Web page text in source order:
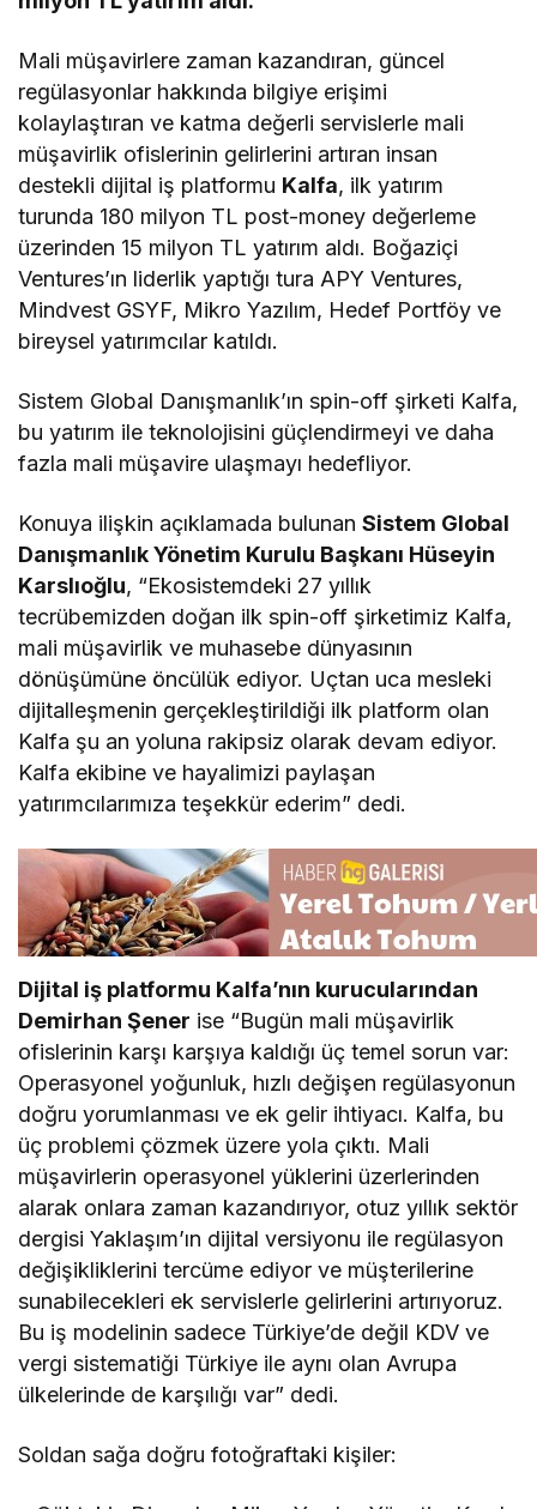
Mali müşavirlere zaman kazandıran, güncel
regülasyonlar hakkında bilgiye erişimi
kolaylaştıran ve katma değerli servislerle mali
müşavirlik ofislerinin gelirlerini artıran insan
destekli dijital iş platformu Kalfa, ilk yatırım
turunda 180 milyon TL post-money değerleme
üzerinden 15 milyon TL yatırım aldı. Boğaziçi
Ventures’ın liderlik yaptığı tura APY Ventures,
Mindvest GSYF, Mikro Yazılım, Hedef Portföy ve
bireysel yatırımcılar katıldı.
Sistem Global Danışmanlık’ın spin-off şirketi Kalfa,
bu yatırım ile teknolojisini güçlendirmeyi ve daha
fazla mali müşavire ulaşmayı hedefliyor.
Konuya ilişkin açıklamada bulunanSistem Global
Danışmanlık Yönetim Kurulu Başkanı Hüseyin
Karslıoğlu, “Ekosistemdeki 27 yıllık
tecrübemizden doğan ilk spin-off şirketimiz Kalfa,
mali müşavirlik ve muhasebe dünyasının
dönüşümüne öncülük ediyor. Uçtan uca mesleki
dijitalleşmenin gerçekleştirildiği ilk platform olan
Kalfa şu an yoluna rakipsiz olarak devam ediyor.
Kalfa ekibine ve hayalimizi paylaşan
yatırımcılarımıza teşekkür ederim” dedi.
Dijital iş platformu Kalfa’nın kurucularından
Demirhan Şener ise “Bugün mali müşavirlik
ofislerinin karşı karşıya kaldığı üç temel sorun var:
Operasyonel yoğunluk, hızlı değişen regülasyonun
doğru yorumlanması ve ek gelir ihtiyacı. Kalfa, bu
üç problemi çözmek üzere yola çıktı. Mali
müşavirlerin operasyonel yüklerini üzerlerinden
alarak onlara zaman kazandırıyor, otuz yıllık sektör
dergisi Yaklaşım’ın dijital versiyonu ile regülasyon
değişikliklerini tercüme ediyor ve müşterilerine
sunabilecekleri ek servislerle gelirlerini artırıyoruz.
Bu iş modelinin sadece Türkiye’de değil KDV ve
vergi sistematiği Türkiye ile aynı olan Avrupa
ülkelerinde de karşılığı var” dedi.
Soldan sağa doğru fotoğraftaki kişiler: